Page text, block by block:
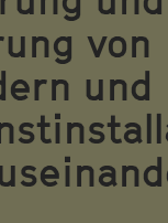
von
und